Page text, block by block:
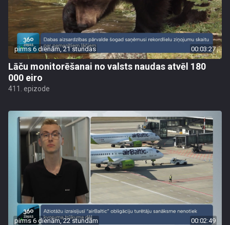
pirms 6 dienām, 21 stundas 00:03:27
Lāču monitorēšanai no valsts naudas atvēl 180
000 eiro
411. epizode
pirms 6 dienām, 22 stundām 00:02:49